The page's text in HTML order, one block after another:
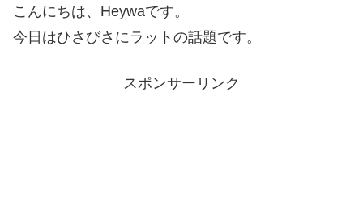
こんにちは、Heywaです。
今日はひさびさにラットの話題です。
スポンサーリンク